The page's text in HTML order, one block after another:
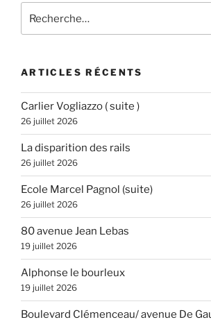
pour
ARTICLES RÉCENTS
Carlier Vogliazzo ( suite )
26 juillet 2026
La disparition des rails
26 juillet 2026
Ecole Marcel Pagnol (suite)
26 juillet 2026
80 avenue Jean Lebas
19 juillet 2026
Alphonse le bourleux
19 juillet 2026
Boulevard Clémenceau/ avenue De